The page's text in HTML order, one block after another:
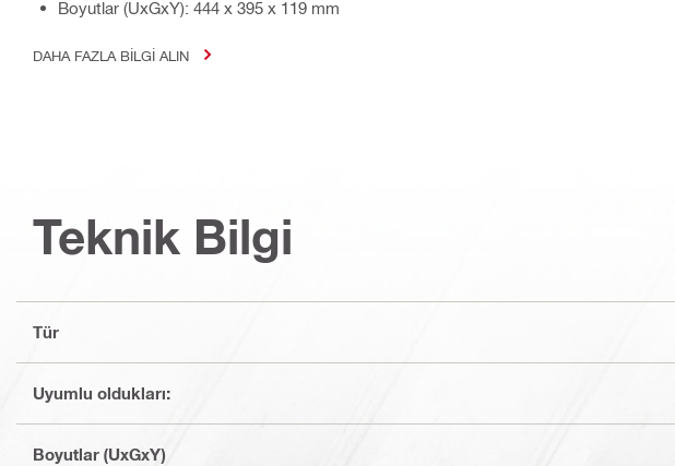
Boyutlar (UxGxY): 444 x 395 x 119 mm
DAHA FAZLA BILGI ALIN
Teknik Bilgi
Tür
Uyumlu oldukları:
Boyutlar (UxGxY)